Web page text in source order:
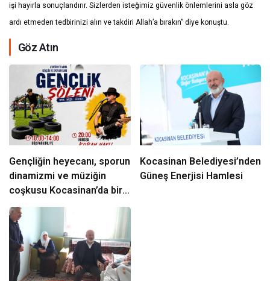
işi hayırla sonuçlandırır. Sizlerden isteğimiz güvenlik önlemlerini asla göz
ardı etmeden tedbirinizi alın ve takdiri Allah’a bırakın” diye konuştu.
Göz Atın
Gençliğin heyecanı, sporun
dinamizmi ve müziğin
coşkusu Kocasinan’da bir
araya geliyor!
Kocasinan Belediyesi’nden
Güneş Enerjisi Hamlesi